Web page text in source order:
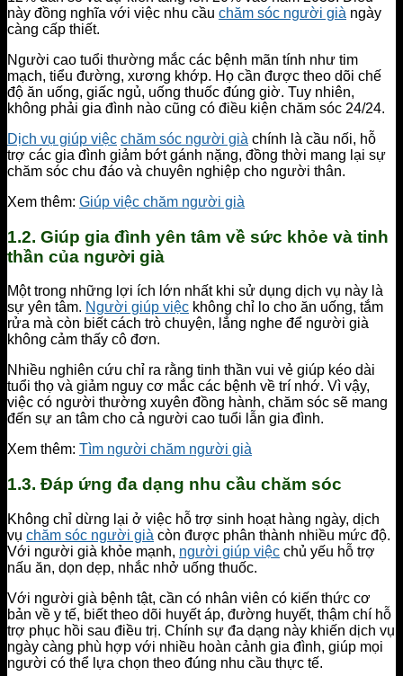
này đồng nghĩa với việc nhu cầu chăm sóc người già ngày
càng cấp thiết.
Người cao tuổi thường mắc các bệnh mãn tính như tim
mạch, tiểu đường, xương khớp. Họ cần được theo dõi chế
độ ăn uống, giấc ngủ, uống thuốc đúng giờ. Tuy nhiên,
không phải gia đình nào cũng có điều kiện chăm sóc 24/24.
Dịch vụ giúp việc chăm sóc người già chính là cầu nối, hỗ
trợ các gia đình giảm bớt gánh nặng, đồng thời mang lại sự
chăm sóc chu đáo và chuyên nghiệp cho người thân.
Xem thêm: Giúp việc chăm người già
1.2. Giúp gia đình yên tâm về sức khỏe và tinh
thần của người già
Một trong những lợi ích lớn nhất khi sử dụng dịch vụ này là
sự yên tâm. Người giúp việc không chỉ lo cho ăn uống, tắm
rửa mà còn biết cách trò chuyện, lắng nghe để người già
không cảm thấy cô đơn.
Nhiều nghiên cứu chỉ ra rằng tinh thần vui vẻ giúp kéo dài
tuổi thọ và giảm nguy cơ mắc các bệnh về trí nhớ. Vì vậy,
việc có người thường xuyên đồng hành, chăm sóc sẽ mang
đến sự an tâm cho cả người cao tuổi lẫn gia đình.
Xem thêm: Tìm người chăm người già
1.3. Đáp ứng đa dạng nhu cầu chăm sóc
Không chỉ dừng lại ở việc hỗ trợ sinh hoạt hàng ngày, dịch
vụ chăm sóc người già còn được phân thành nhiều mức độ.
Với người già khỏe mạnh, người giúp việc chủ yếu hỗ trợ
nấu ăn, dọn dẹp, nhắc nhở uống thuốc.
Với người già bệnh tật, cần có nhân viên có kiến thức cơ
bản về y tế, biết theo dõi huyết áp, đường huyết, thậm chí hỗ
trợ phục hồi sau điều trị. Chính sự đa dạng này khiến dịch vụ
ngày càng phù hợp với nhiều hoàn cảnh gia đình, giúp mọi
người có thể lựa chọn theo đúng nhu cầu thực tế.